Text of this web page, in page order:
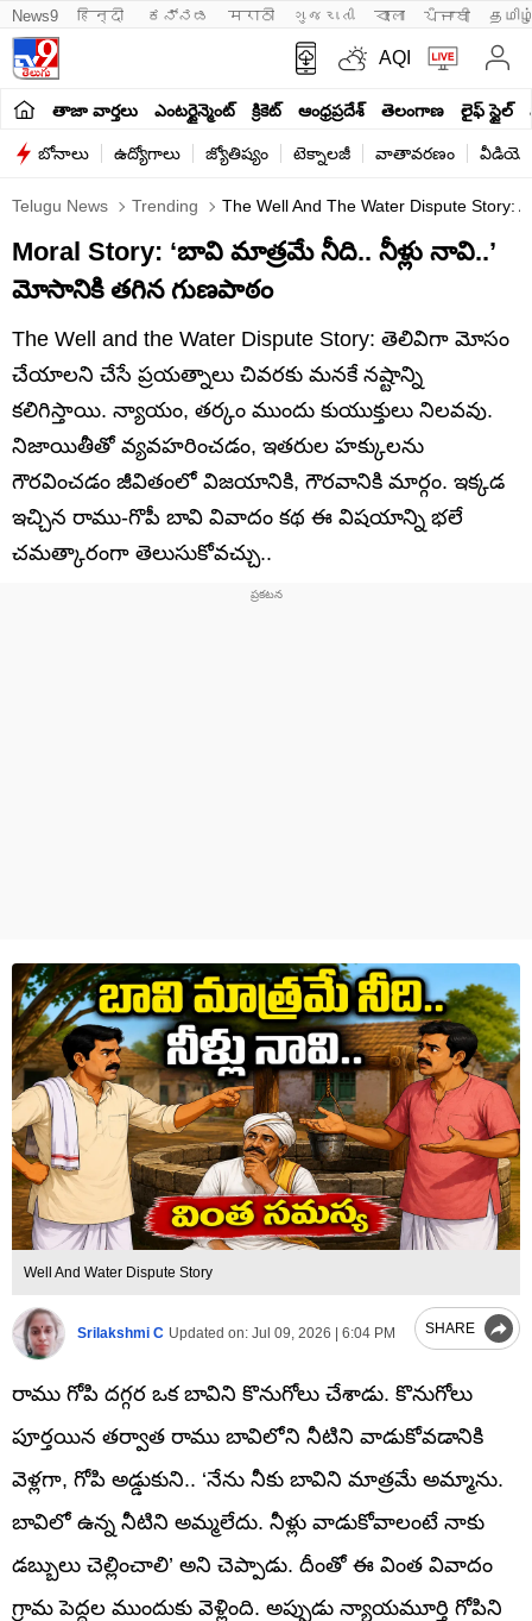
News9 हिन्दी ಕನ್ನಡ मराठी ગુજરાતી বাংলা ਪੰਜਾਬੀ
AQI
తాజా వార్తలు ఎంటర్టైన్మెంట్ క్రికెట్ ఆంధ్రప్రదేశ్ తెలంగాణ లైఫ్ స్టైల్
బోనాలు ఉద్యోగాలు జ్యోతిష్యం టెక్నాలజీ వాతావరణం
Telugu News Trending The Well And The Water Dispute Story:
Moral Story: ‘బావి మాత్రమే నీది.. నీళ్లు నావి..’
మోసానికి తగిన గుణపాఠం
The Well and the Water Dispute Story: తెలివిగా మోసం
చేయాలని చేసే ప్రయత్నాలు చివరకు మనకే నష్టాన్ని
కలిగిస్తాయి. న్యాయం, తర్కం ముందు కుయుక్తులు నిలవవు.
నిజాయితీతో వ్యవహరించడం, ఇతరుల హక్కులను
గౌరవించడం జీవితంలో విజయానికి, గౌరవానికి మార్గం. ఇక్కడ
ఇచ్చిన రాము-గొపీ బావి వివాదం కథ ఈ విషయాన్ని భలే
చమత్కారంగా తెలుసుకోవచ్చు..
Well And Water Dispute Story
Srilakshmi C Updated on: Jul 09, 2026 | 6:04 PM SHARE
రాము గోపి దగ్గర ఒక బావిని కొనుగోలు చేశాడు. కొనుగోలు
పూర్తయిన తర్వాత రాము బావిలోని నీటిని వాడుకోవడానికి
వెళ్లగా, గోపి అడ్డుకుని.. ‘నేను నీకు బావిని మాత్రమే అమ్మాను.
బావిలో ఉన్న నీటిని అమ్మలేదు. నీళ్లు వాడుకోవాలంటే నాకు
డబ్బులు చెల్లించాలి’ అని చెప్పాడు. దీంతో ఈ వింత వివాదం
గ్రామ పెద్దల ముందుకు వెళ్లింది. అప్పుడు న్యాయమూర్తి గోపిని